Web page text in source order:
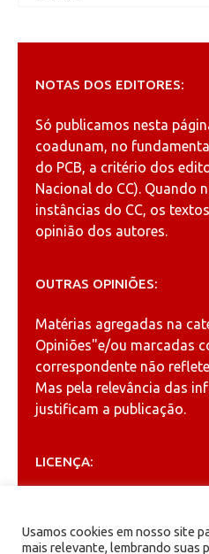
NOTAS DOS EDITORES:
Só publicamos nesta
coadunam, no
do PCB, a critério dos
Nacional do CC). Quando
instâncias do CC, os
opinião dos autores.
OUTRAS OPINIÕES:
Matérias agregadas na
Opiniões"e/ou marcadas
correspondente não
Mas pela relevância das
justificam a publicação.
LICENÇA:
Creative Commons
Usamos cookies em nosso site
mais relevante, lembrando suas